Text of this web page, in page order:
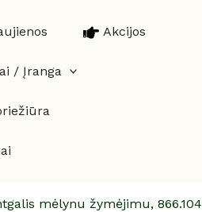
Akcijos
/ Įranga
mėlynu žymėjimu,